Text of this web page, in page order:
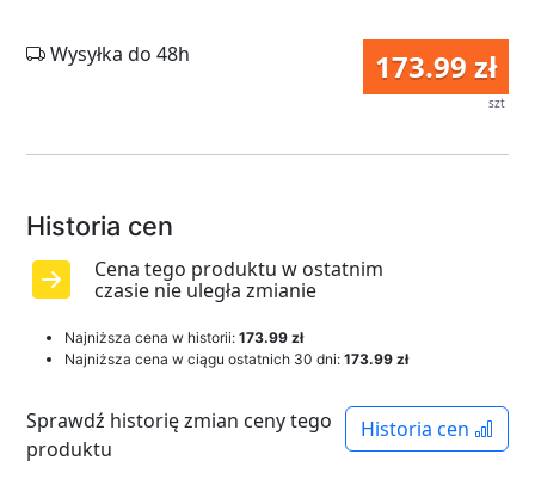
173.99 zł
szt
Wysyłka do 48h
Historia cen
Cena tego produktu w ostatnim
czasie nie uległa zmianie
Najniższa cena w historii: 173.99 zł
Najniższa cena w ciągu ostatnich 30 dni: 173.99 zł
Historia cen
Sprawdź historię zmian ceny tego
produktu